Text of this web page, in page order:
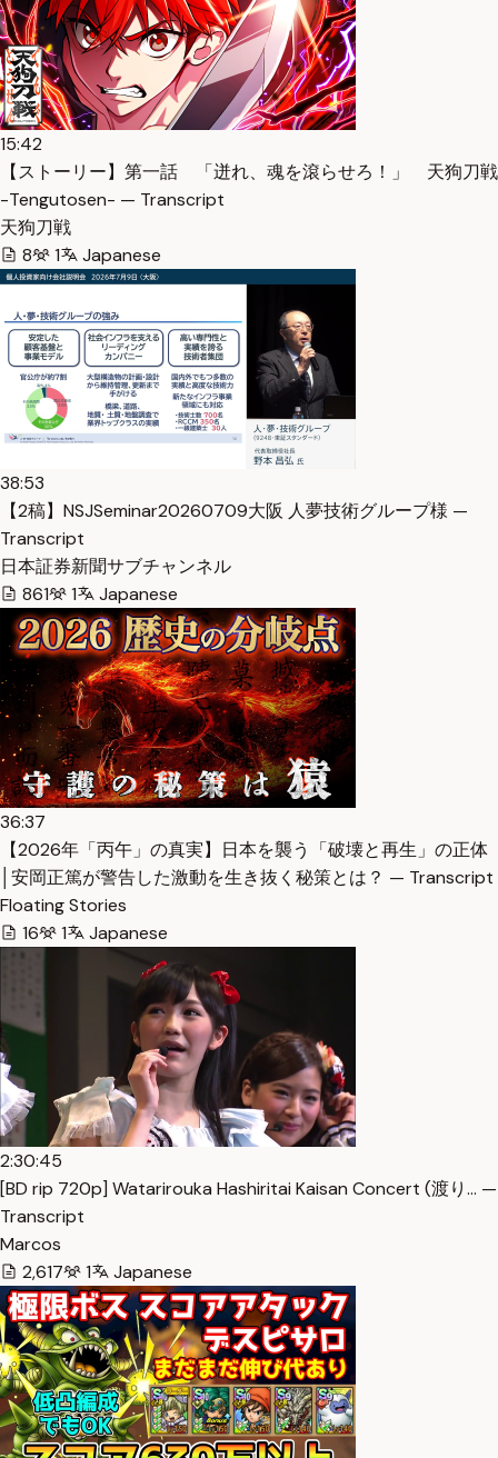
15:42
【ストーリー】第一話 「迸れ、魂を滾らせろ！」 天狗刀戦
-Tengutosen- — Transcript
天狗刀戦
8
1 Japanese
38:53
【2稿】NSJSeminar20260709大阪 人夢技術グループ様 —
Transcript
日本証券新聞サブチャンネル
861
1 Japanese
36:37
【2026年「丙午」の真実】日本を襲う「破壊と再生」の正体
│安岡正篤が警告した激動を生き抜く秘策とは？ — Transcript
Floating Stories
16
1 Japanese
2:30:45
[BD rip 720p] Watarirouka Hashiritai Kaisan Concert (渡り… —
Transcript
Marcos
2,617
1 Japanese